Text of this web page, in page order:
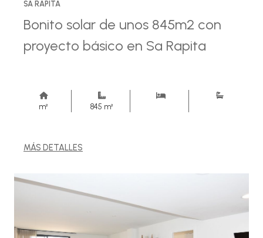
SA RAPITA
Bonito solar de unos 845m2 con
proyecto básico en Sa Rapita
m² 845 m²
MÁS DETALLES